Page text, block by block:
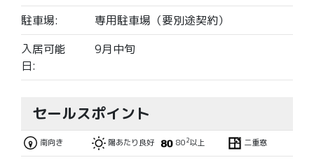
駐車場:
専用駐車場（要別途契約）
入居可能
日:
9月中旬
セールスポイント
南向き 陽あたり良好 802以上 二重窓